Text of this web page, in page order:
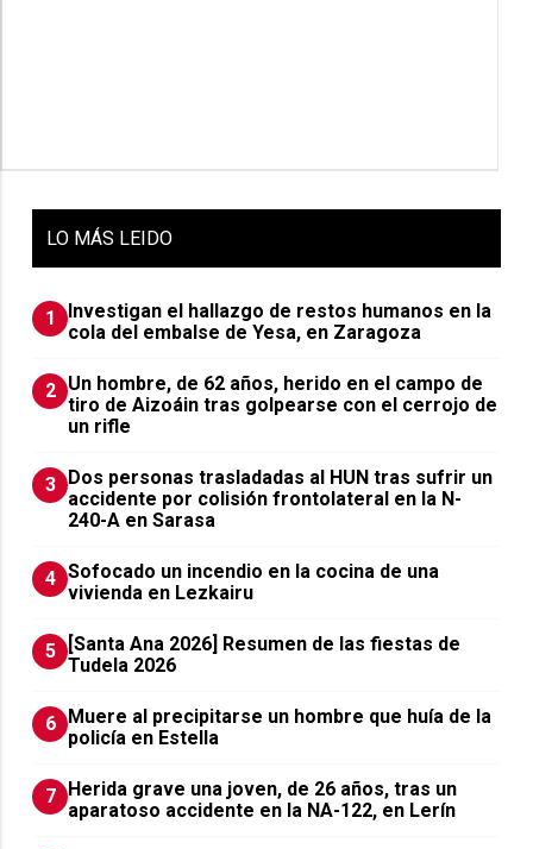
LO MÁS LEIDO
1
Investigan el hallazgo de restos humanos en la
cola del embalse de Yesa, en Zaragoza
2 Un hombre, de 62 años, herido en el campo de
tiro de Aizoáin tras golpearse con el cerrojo de
un rifle
3
​Dos personas trasladadas al HUN tras sufrir un
accidente por colisión frontolateral en la N-
240-A en Sarasa
4 Sofocado un incendio en la cocina de una
vivienda en Lezkairu
5
[Santa Ana 2026] Resumen de las fiestas de
Tudela 2026
6
Muere al precipitarse un hombre que huía de la
policía en Estella
7
Herida grave una joven, de 26 años, tras un
aparatoso accidente en la NA-122, en Lerín